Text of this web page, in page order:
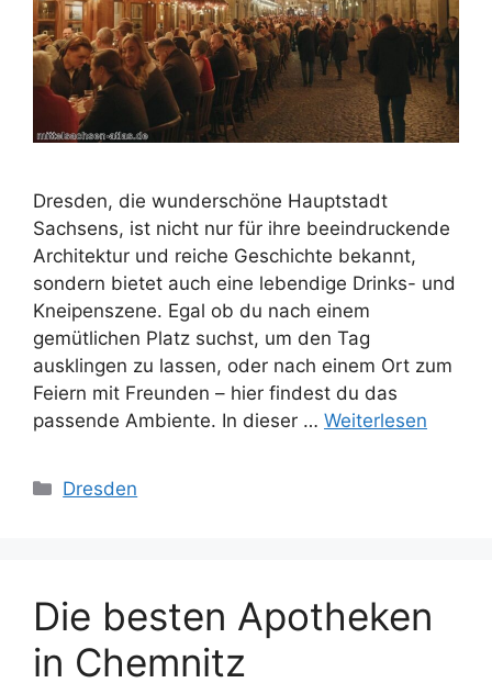
Dresden, die wunderschöne Hauptstadt
Sachsens, ist nicht nur für ihre beeindruckende
Architektur und reiche Geschichte bekannt,
sondern bietet auch eine lebendige Drinks- und
Kneipenszene. Egal ob du nach einem
gemütlichen Platz suchst, um den Tag
ausklingen zu lassen, oder nach einem Ort zum
Feiern mit Freunden – hier findest du das
passende Ambiente. In dieser … Weiterlesen
Kategorien
Dresden
Die besten Apotheken
in Chemnitz